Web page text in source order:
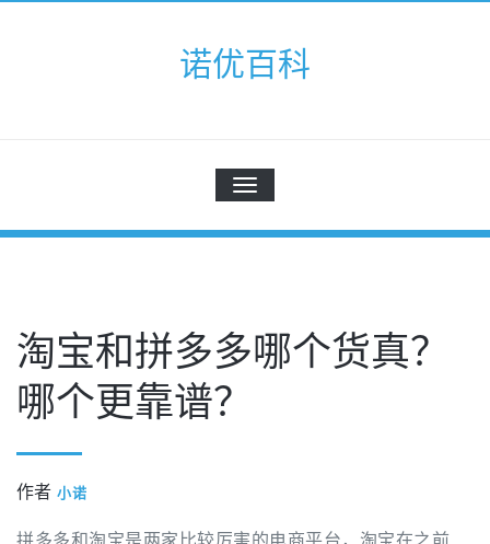
诺优百科
切
换
航
淘宝和拼多多哪个货真？
哪个更靠谱？
作者 小诺
拼多多和淘宝是两家比较厉害的电商平台，淘宝在之前